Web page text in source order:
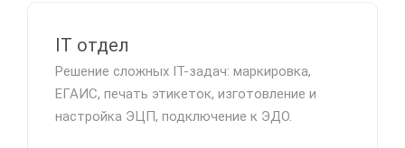
IT отдел
Решение сложных IT-задач: маркировка,
ЕГАИС, печать этикеток, изготовление и
настройка ЭЦП, подключение к ЭДО.